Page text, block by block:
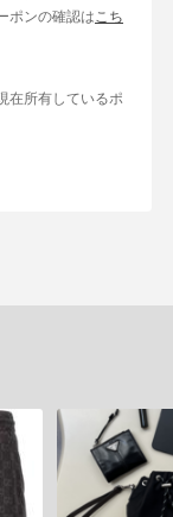
ポンの確認は こち
在所有しているポ